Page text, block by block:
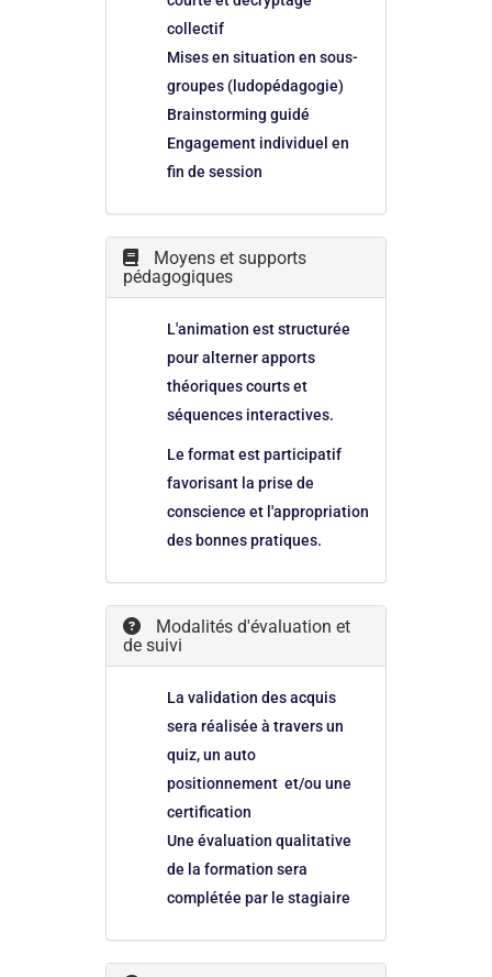
collectif
Mises en situation en sous-
groupes (ludopédagogie)
Brainstorming guidé
Engagement individuel en
fin de session
Moyens et supports
pédagogiques
L'animation est structurée
pour alterner apports
théoriques courts et
séquences interactives.
Le format est participatif
favorisant la prise de
conscience et l'appropriation
des bonnes pratiques.
Modalités d'évaluation et
de suivi
La validation des acquis
sera réalisée à travers un
quiz, un auto
positionnement et/ou une
certification
Une évaluation qualitative
de la formation sera
complétée par le stagiaire